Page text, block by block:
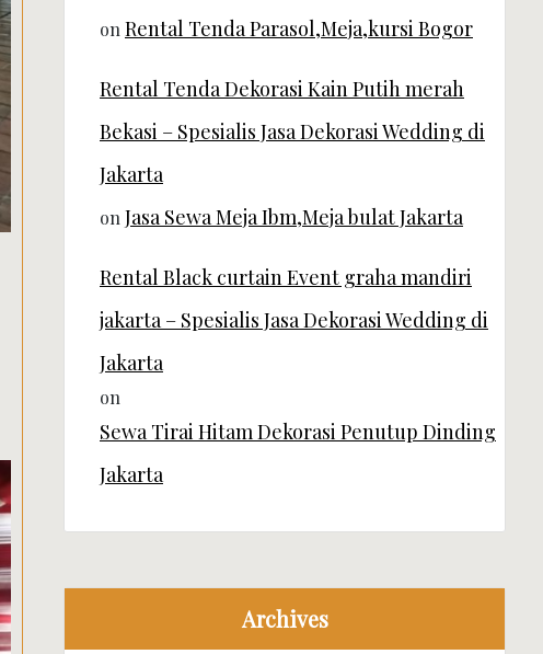
on Rental Tenda Parasol,Meja,kursi Bogor
Rental Tenda Dekorasi Kain Putih merah
Bekasi – Spesialis Jasa Dekorasi Wedding di
Jakarta
on Jasa Sewa Meja Ibm,Meja bulat Jakarta
Rental Black curtain Event graha mandiri
jakarta – Spesialis Jasa Dekorasi Wedding di
Jakarta
on
Sewa Tirai Hitam Dekorasi Penutup Dinding
Jakarta
Archives